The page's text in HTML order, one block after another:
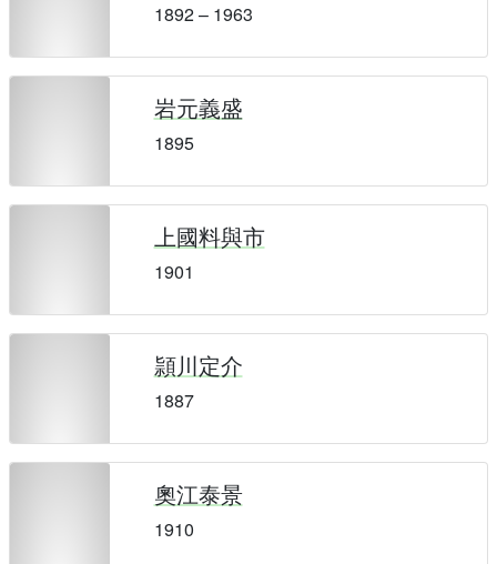
1892 – 1963
岩元義盛
1895
上國料與市
1901
頴川定介
1887
奧江泰景
1910